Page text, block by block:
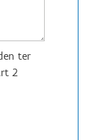
ter
2